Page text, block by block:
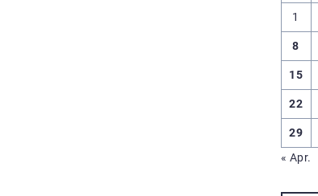
1
8
15
22
29
« Apr.